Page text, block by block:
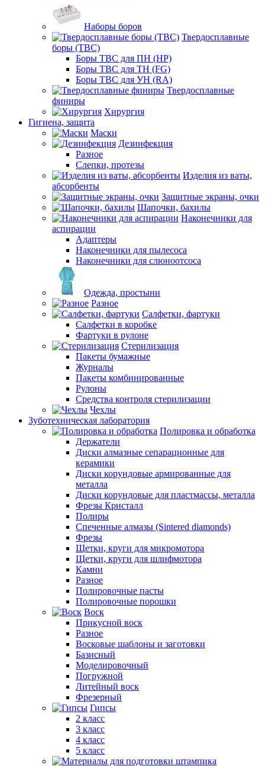
Наборы боров
Твердосплавные
боры (ТВС)
Боры ТВС для ПН (HP)
Боры ТВС для ТН (FG)
Боры ТВС для УН (RA)
Твердосплавные
финиры
Хирургия
Гигиена, защита
Маски
Дезинфекция
Разное
Слепки, протезы
Изделия из ваты,
абсорбенты
Защитные экраны, очки
Шапочки, бахилы
Наконечники для
аспирации
Адаптеры
Наконечники для пылесоса
Наконечники для слюноотсоса
Одежда, простыни
Разное
Салфетки, фартуки
Салфетки в коробке
Фартуки в рулоне
Стерилизация
Пакеты бумажные
Журналы
Пакеты комбинированные
Рулоны
Средства контроля стерилизации
Чехлы
Зуботехническая лаборатория
Полировка и обработка
Держатели
Диски алмазные сепарационные для
керамики
Диски корундовые армированные для
металла
Диски корундовые для пластмассы, металла
Фрезы Кристалл
Полиры
Спеченные алмазы (Sintered diamonds)
Фрезы
Щетки, круги для микромотора
Щетки, круги для шлифмотора
Камни
Разное
Полировочные пасты
Полировочные порошки
Воск
Прикусной воск
Разное
Восковые шаблоны и заготовки
Базисный
Моделировочный
Погружной
Литейный воск
Фрезерный
Гипсы
2 класс
3 класс
4 класс
5 класс